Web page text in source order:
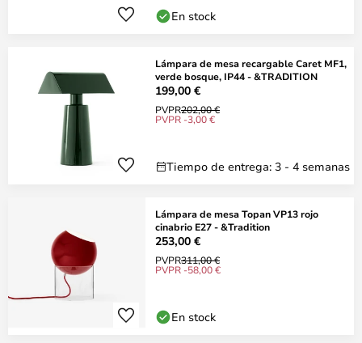
En stock
Lámpara de mesa recargable Caret MF1,
verde bosque, IP44 - &TRADITION
199,00 €
PVPR202,00 €
PVPR -3,00 €
Tiempo de entrega: 3 - 4 semanas
Lámpara de mesa Topan VP13 rojo
cinabrio E27 - &Tradition
253,00 €
PVPR311,00 €
PVPR -58,00 €
En stock